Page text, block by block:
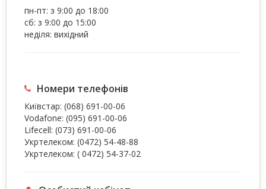
пн-пт: з 9:00 до 18:00
сб: з 9:00 до 15:00
неділя: вихідний
Номери телефонів
Київстар: (068) 691-00-06
Vodafone: (095) 691-00-06
Lifecell: (073) 691-00-06
Укртелеком: (0472) 54-48-88
Укртелеком: ( 0472) 54-37-02